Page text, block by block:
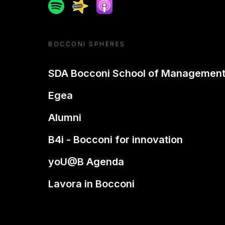
SpotifySpreakerApple podcast
BOCCONI SPHERES
SDA Bocconi School of Management
Egea
Alumni
B4i - Bocconi for innovation
yoU@B Agenda
Lavora in Bocconi